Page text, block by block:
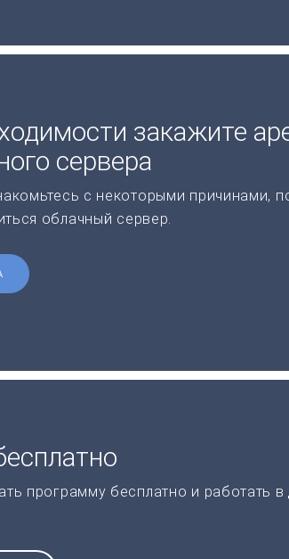
закажите
сервера
с некоторыми причинами,
облачный сервер.
программу бесплатно и работать